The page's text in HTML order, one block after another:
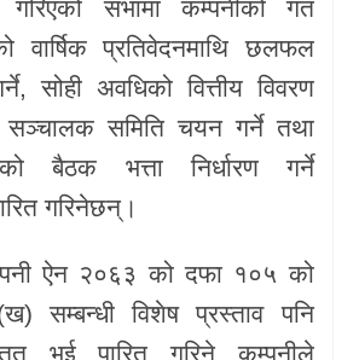
गरिएको सभामा कम्पनीको गत
वार्षिक प्रतिवेदनमाथि छलफल
सोही अवधिको वित्तीय विवरण
सञ्चालक समिति चयन गर्ने तथा
बैठक भत्ता निर्धारण गर्ने
गरिनेछन्।
ऐन २०६३ को दफा १०५ को
सम्बन्धी विशेष प्रस्ताव पनि
भई पारित गरिने कम्पनीले